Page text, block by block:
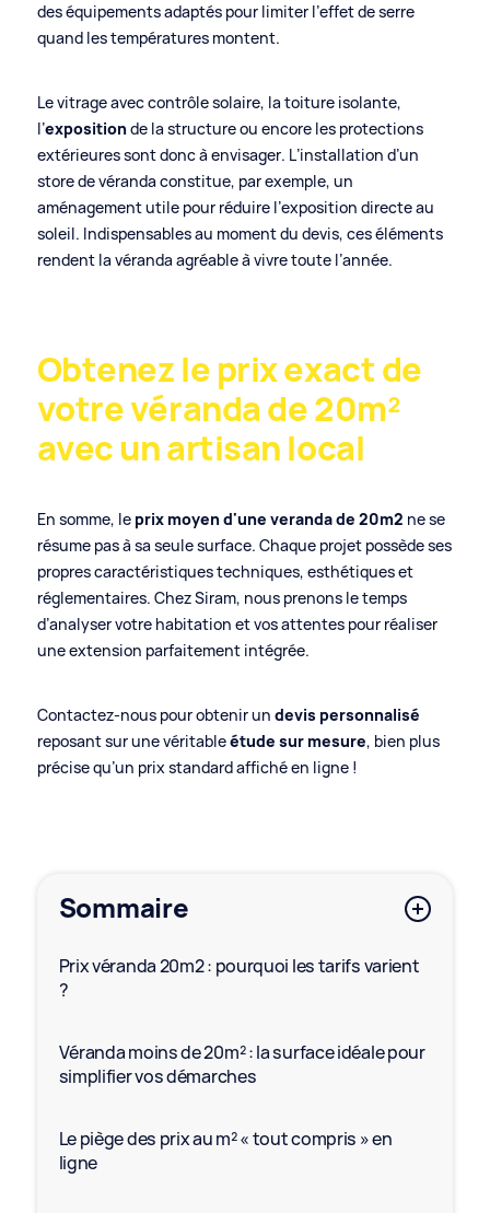
Sommaire
Prix véranda 20m2 : pourquoi les tarifs varient
?
Véranda moins de 20m² : la surface idéale pour
simplifier vos démarches
Le piège des prix au m² « tout compris » en
ligne
des équipements adaptés pour limiter l’effet de serre
quand les températures montent.
Le vitrage avec contrôle solaire, la toiture isolante,
l’expositionde la structure ou encore les protections
extérieures sont donc à envisager. L’installation d’un
store de véranda constitue, par exemple, un
aménagement utile pour réduire l’exposition directe au
soleil. Indispensables au moment du devis, ces éléments
rendent la véranda agréable à vivre toute l’année.
Obtenez le prix exact de
votre véranda de 20m²
avec un artisan local
En somme, le prix moyen d'une veranda de 20m2 ne se
résume pas à sa seule surface. Chaque projet possède ses
propres caractéristiques techniques, esthétiques et
réglementaires. Chez Siram, nous prenons le temps
d’analyser votre habitation et vos attentes pour réaliser
une extension parfaitement intégrée.
Contactez-nous pour obtenir un devis personnalisé
reposant sur une véritableétude sur mesure, bien plus
précise qu’un prix standard affiché en ligne !